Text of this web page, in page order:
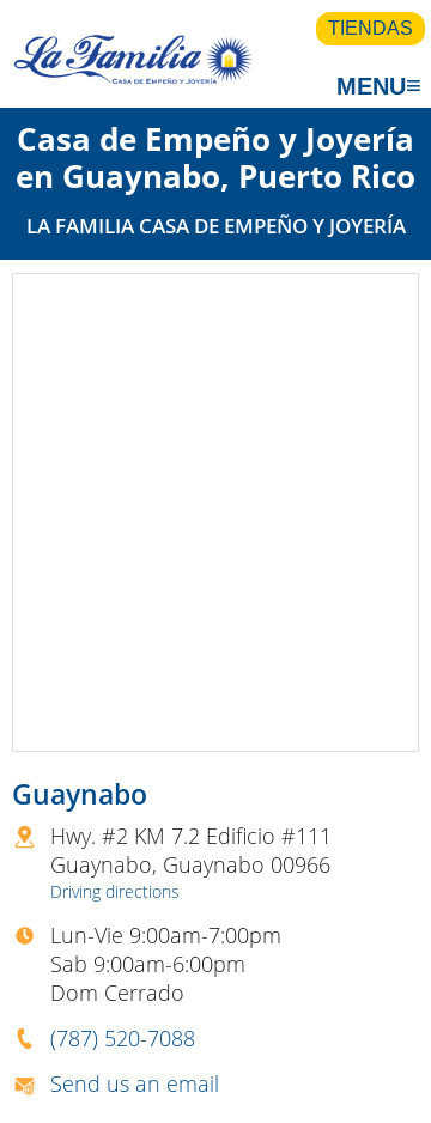
TIENDAS
MENU≡
Casa de Empeño y Joyería
en Guaynabo, Puerto Rico
LA FAMILIA CASA DE EMPEÑO Y JOYERÍA
Guaynabo
Hwy. #2 KM 7.2 Edificio #111
Guaynabo, Guaynabo 00966
Driving directions
Lun-Vie 9:00am-7:00pm
Sab 9:00am-6:00pm
Dom Cerrado
(787) 520-7088
Send us an email